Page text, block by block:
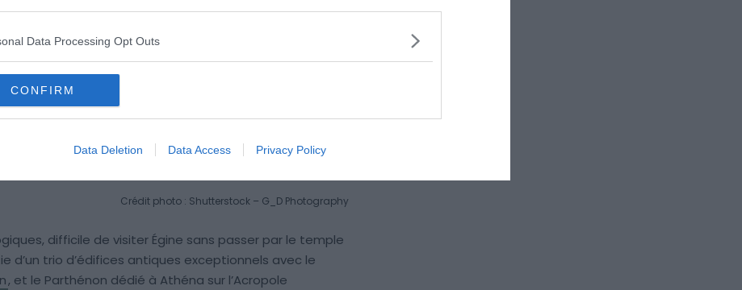
Data Processing Opt Outs
CONFIRM
Data Deletion Data Access Privacy Policy
Crédit photo : Shutterstock – G_D Photography
difficile de visiter Égine sans passer par le temple
d’un trio d’édifices antiques exceptionnels avec le
, et le Parthénon dédié à Athéna sur l’Acropole